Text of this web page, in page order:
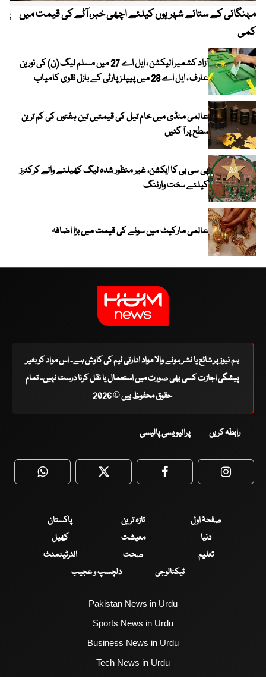
مہنگائی کے ستائے شہریوں کیلئے اچھی خبر، آٹے کی قیمت میں
کمی
آزاد کشمیر الیکشن ، ایل اے 27 میں مسلم لیگ (ن) کی نورین
عارف ، ایل اے 28 میں پیپلز پارٹی کے بازل نقوی کامیاب
عالمی منڈی میں خام تیل کی قیمتیں تین ہفتوں کی کم ترین
سطح پر آ گئیں
پی سی بی کا ایکشن، غیر منظور شدہ لیگ کھیلنے والے کرکٹرز
کیلئے سخت وارننگ
عالمی مارکیٹ میں سونے کی قیمت میں بڑا اضافہ
ہم نیوز پر شائع یا نشر ہونے والا مواد ادارتی ٹیم کی کاوش ہے۔ اس مواد کو بغیر
پیشگی اجازت کسی بھی صورت میں استعمال یا نقل کرنا درست نہیں۔ تمام
حقوق محفوظ ہیں © 2026
رابطہ کریں پرائیویسی پالیسی
WhatsApp Twitter Facebook
صفحۂ اول تازہ ترین
پاکستان
دنیا
معیشت
کھیل
تعلیم
صحت
انٹرٹینمنٹ
ٹیکنالوجی
دلچسپ و عجیب
Pakistan News in Urdu
Sports News in Urdu
Business News in Urdu
Tech News in Urdu